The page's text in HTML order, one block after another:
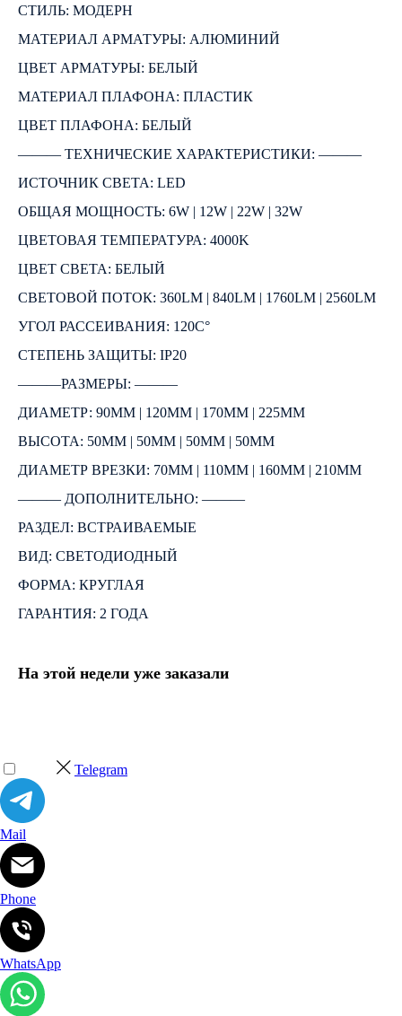
СТИЛЬ: МОДЕРН
МАТЕРИАЛ АРМАТУРЫ: АЛЮМИНИЙ
ЦВЕТ АРМАТУРЫ: БЕЛЫЙ
МАТЕРИАЛ ПЛАФОНА: ПЛАСТИК
ЦВЕТ ПЛАФОНА: БЕЛЫЙ
――― ТЕХНИЧЕСКИЕ ХАРАКТЕРИСТИКИ: ―――
ИСТОЧНИК СВЕТА: LED
ОБЩАЯ МОЩНОСТЬ: 6W | 12W | 22W | 32W
ЦВЕТОВАЯ ТЕМПЕРАТУРА: 4000K
ЦВЕТ СВЕТА: БЕЛЫЙ
СВЕТОВОЙ ПОТОК: 360LM | 840LM | 1760LM | 2560LM
УГОЛ РАССЕИВАНИЯ: 120C°
СТЕПЕНЬ ЗАЩИТЫ: IP20
―――РАЗМЕРЫ: ―――
ДИАМЕТР: 90ММ | 120ММ | 170ММ | 225ММ
ВЫСОТА: 50ММ | 50ММ | 50ММ | 50ММ
ДИАМЕТР ВРЕЗКИ: 70ММ | 110ММ | 160ММ | 210ММ
――― ДОПОЛНИТЕЛЬНО: ―――
РАЗДЕЛ: ВСТРАИВАЕМЫЕ
ВИД: СВЕТОДИОДНЫЙ
ФОРМА: КРУГЛАЯ
ГАРАНТИЯ: 2 ГОДА
На этой недели уже заказали
Telegram
Mail
Phone
WhatsApp